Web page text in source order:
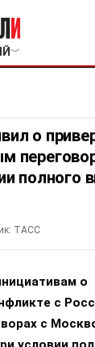
﹀
о
полного
ТАСС
о
с
с